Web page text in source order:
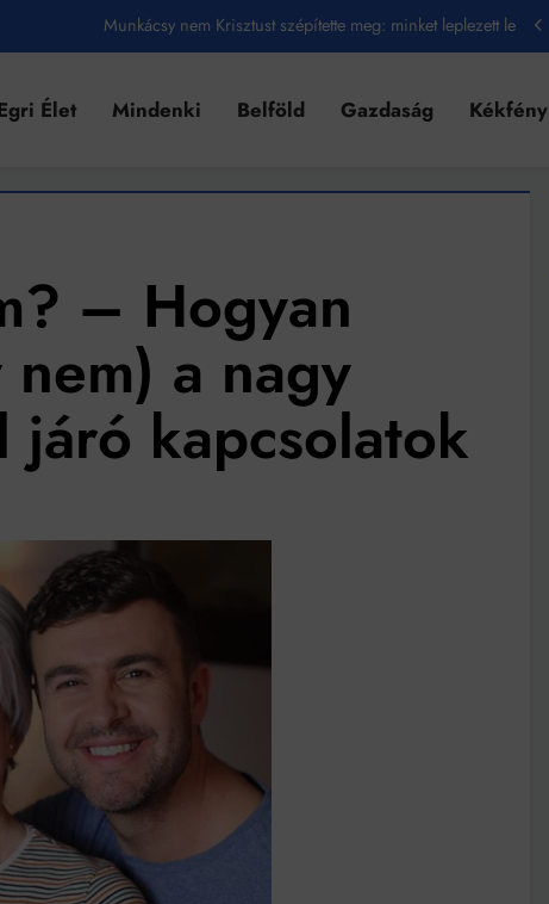
Munkácsy nem Krisztust szépítette meg: minket leplezett le
Amikor a Tetris boldogabbá tesz, mint a szerelem
Az öregség nem csak ránc?
Az ördög még mindig Pradát visel. De te miért öltözöl hozzá?
Móricz Zsigmond: falusi író vagy boncmester?
Mindenki a világot akarja uralni – de nem csak a 80-as években
szerint akár 5 százalékkal is nőhetnek a bérleti díjak a ponthatárhirdetés
Ahol köszönnek, ott még van város
Amikor a Tetris boldogabbá tesz, mint a szerelem
Létezik tökéletes élet: Truman is elhitte
Karinthy Frigyes: a zseni, aki belenézett a saját koponyájába
Élet Mindenki Belföld Gazdaság Kékfény
– Hogyan
a nagy
kapcsolatok